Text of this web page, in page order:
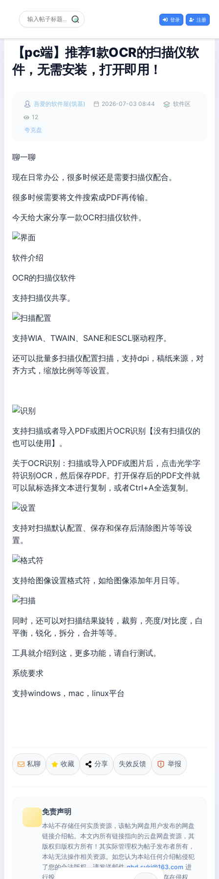
登录 注册
【pc端】推荐1款OCR的扫描仪软
件，无需安装，打开即用！
吾爱的软件屋(筑基) 2026-07-03 08:44
软件区
12
夸克盘
聊一聊
现在日常办公，很多时候还是需要扫描仪配合。
很多时候需要将文件搜索成PDF再传输。
今天给大家分享一款OCR扫描仪软件。
软件介绍
OCR的扫描仪软件
支持扫描仪共享。
支持WIA、TWAIN、SANE和ESCL驱动程序。
还可以批量多扫描仪配置扫描，支持dpi，稿纸来源，对
齐方式，缩放比例等等设置。
支持扫描或者导入PDF或图片OCR识别【没有扫描仪的
也可以使用】。
关于OCR识别：扫描或导入PDF或图片后，点击光学字
符识别OCR，然后保存PDF。打开保存后的PDF文件就
可以鼠标选择文本进行复制，或者Ctrl+A全选复制。
支持对扫描默认配置、保存和保存后清除图片等等设
置。
支持给图像设置格式符，如给图像添加年月日等。
同时，还可以对扫描结果旋转，裁剪，亮度/对比度，白
平衡，锐化，拆分，合并等等。
工具就介绍到这，更多功能，请自行测试。
系统要求
支持windows，mac，linux平台
私聊 收藏 分享 失效反馈 举报
免责声明
本站不存储任何实质资源，该帖为网盘用户发布的网盘
链接介绍帖。本文内所有链接指向的云盘网盘资源，其
版权归版权方所有！其实际管理权为帖子发布者所有，
本站无法操作相关资源。如您认为本站任何介绍帖侵犯
了您的合法版权，请发送邮件qhd.sykj@163.com 进
行投诉，我们将在确认本文链接指向的资源存在侵权